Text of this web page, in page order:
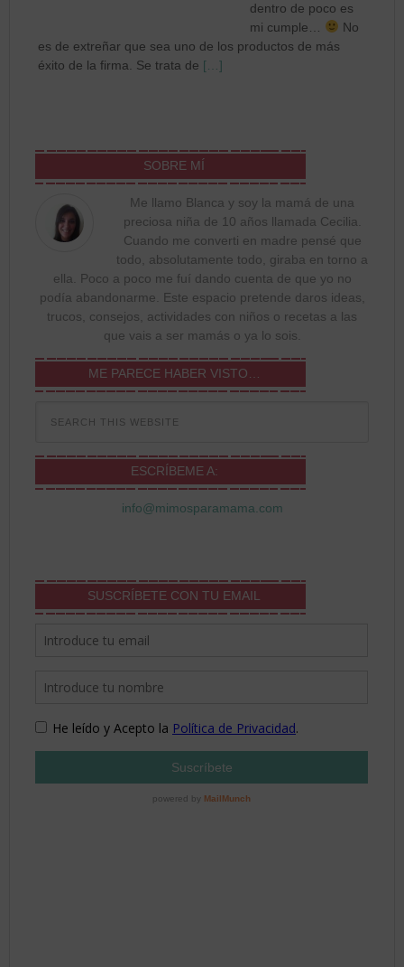
dentro de poco es
mi cumple…
No
es de extreñar que sea uno de los productos de más
éxito de la firma. Se trata de […]
SOBRE MÍ
Me llamo Blanca y soy la mamá de una
preciosa niña de 10 años llamada Cecilia.
Cuando me converti en madre pensé que
todo, absolutamente todo, giraba en torno a
ella. Poco a poco me fuí dando cuenta de que yo no
podía abandonarme. Este espacio pretende daros ideas,
trucos, consejos, actividades con niños o recetas a las
que vais a ser mamás o ya lo sois.
ME PARECE HABER VISTO…
ESCRÍBEME A:
info@mimosparamama.com
SUSCRÍBETE CON TU EMAIL